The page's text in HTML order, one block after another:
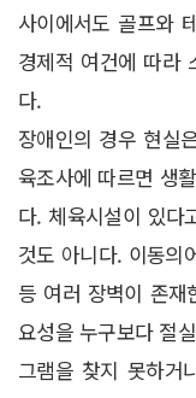
사이에서도 골프와
경제적 여건에 따라
다.
장애인의 경우 현실
육조사에 따르면 생
다. 체육시설이 있다
것도 아니다. 이동의
등 여러 장벽이 존재
요성을 누구보다 절
그램을 찾지 못하거